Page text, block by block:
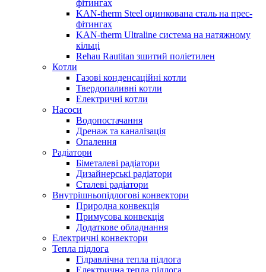
фітингах
KAN-therm Steel оцинкована сталь на прес-
фітингах
KAN-therm Ultraline система на натяжному
кільці
Rehau Rautitan зшитий поліетилен
Котли
Газові конденсаційні котли
Твердопаливні котли
Електричні котли
Насоси
Водопостачання
Дренаж та каналізація
Опалення
Радіатори
Біметалеві радіатори
Дизайнерські радіатори
Сталеві радіатори
Внутрішньопідлогові конвектори
Природна конвекція
Примусова конвекція
Додаткове обладнання
Електричні конвектори
Тепла підлога
Гідравлічна тепла підлога
Електрична тепла підлога